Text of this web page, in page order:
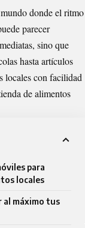
donde el ritmo
parecer
sino que
hasta artículos
locales con facilidad
de alimentos
para
locales
al máximo tus